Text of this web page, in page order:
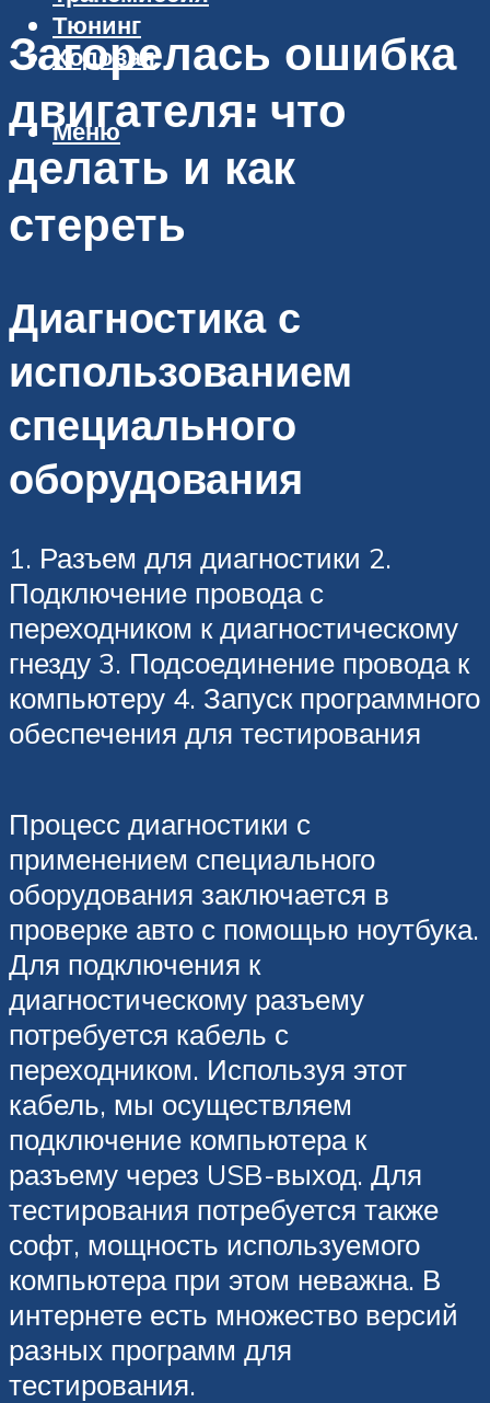
Тюнинг
Ходовая
Меню
Загорелась ошибка
двигателя: что
делать и как
стереть
Диагностика с
использованием
специального
оборудования
1. Разъем для диагностики 2.
Подключение провода с
переходником к диагностическому
гнезду 3. Подсоединение провода к
компьютеру 4. Запуск программного
обеспечения для тестирования
Процесс диагностики с
применением специального
оборудования заключается в
проверке авто с помощью ноутбука.
Для подключения к
диагностическому разъему
потребуется кабель с
переходником. Используя этот
кабель, мы осуществляем
подключение компьютера к
разъему через USB-выход. Для
тестирования потребуется также
софт, мощность используемого
компьютера при этом неважна. В
интернете есть множество версий
разных программ для
тестирования.